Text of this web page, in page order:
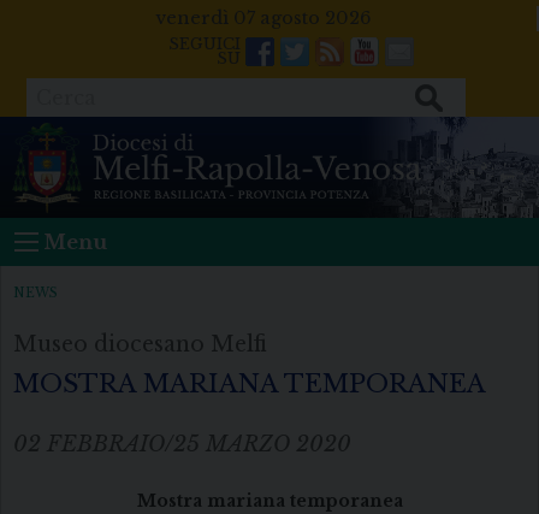
venerdì 07 agosto 2026
Facebook
Twitter
FeedsYoutube
Mail
Menu
NEWS
Museo diocesano Melfi
MOSTRA MARIANA TEMPORANEA
02 FEBBRAIO/25 MARZO 2020
Mostra mariana temporanea